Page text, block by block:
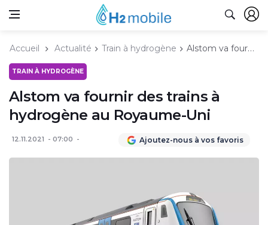
Accueil Actualité Train à hydrogène Alstom va fournir des trains à hydrogène au Royaume-Uni
TRAIN À HYDROGÈNE
Alstom va fournir des trains à
hydrogène au Royaume-Uni
12.11.2021 07:00 Ajoutez-nous à vos favoris